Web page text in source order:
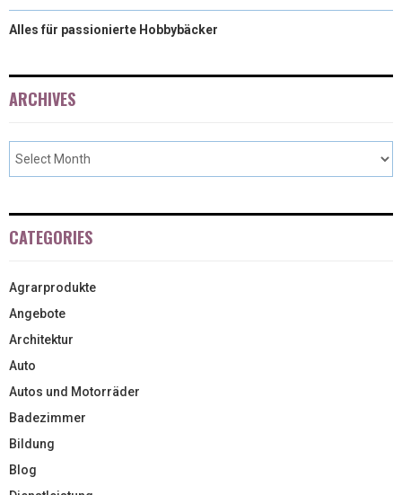
Alles für passionierte Hobbybäcker
ARCHIVES
CATEGORIES
Agrarprodukte
Angebote
Architektur
Auto
Autos und Motorräder
Badezimmer
Bildung
Blog